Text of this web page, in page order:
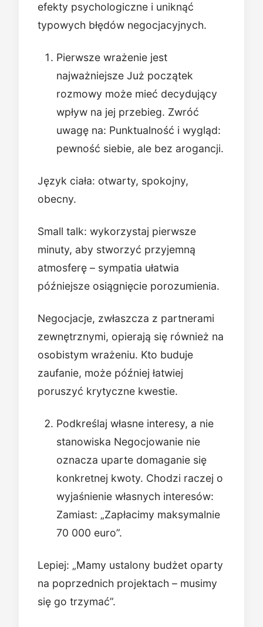
efekty psychologiczne i uniknąć
typowych błędów negocjacyjnych.
Pierwsze wrażenie jest
najważniejsze Już początek
rozmowy może mieć decydujący
wpływ na jej przebieg. Zwróć
uwagę na: Punktualność i wygląd:
pewność siebie, ale bez arogancji.
Język ciała: otwarty, spokojny,
obecny.
Small talk: wykorzystaj pierwsze
minuty, aby stworzyć przyjemną
atmosferę – sympatia ułatwia
późniejsze osiągnięcie porozumienia.
Negocjacje, zwłaszcza z partnerami
zewnętrznymi, opierają się również na
osobistym wrażeniu. Kto buduje
zaufanie, może później łatwiej
poruszyć krytyczne kwestie.
Podkreślaj własne interesy, a nie
stanowiska Negocjowanie nie
oznacza uparte domaganie się
konkretnej kwoty. Chodzi raczej o
wyjaśnienie własnych interesów:
Zamiast: „Zapłacimy maksymalnie
70 000 euro”.
Lepiej: „Mamy ustalony budżet oparty
na poprzednich projektach – musimy
się go trzymać”.